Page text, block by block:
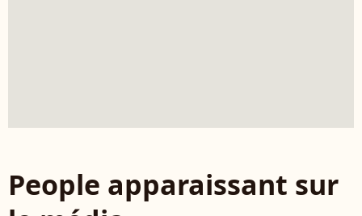
People apparaissant sur